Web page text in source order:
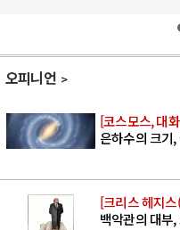
오피니언
[코스모스, 대
은하수의 크기
[크리스 헤지
백악관의 대부